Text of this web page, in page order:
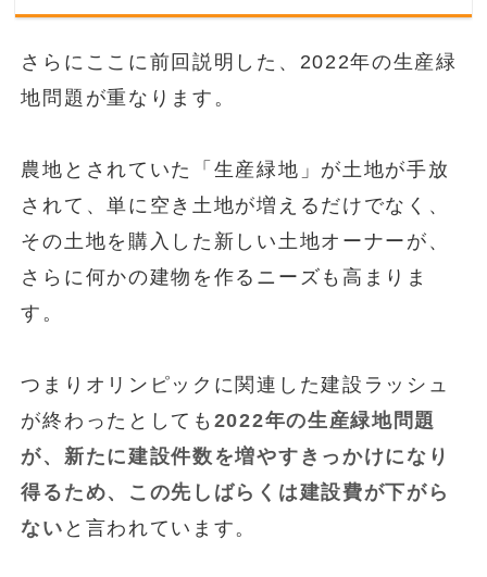
さらにここに前回説明した、2022年の生産緑
地問題が重なります。
農地とされていた「生産緑地」が土地が手放
されて、単に空き土地が増えるだけでなく、
その土地を購入した新しい土地オーナーが、
さらに何かの建物を作るニーズも高まりま
す。
つまりオリンピックに関連した建設ラッシュ
が終わったとしても 2022年の生産緑地問題
が、新たに建設件数を増やすきっかけになり
得るため、この先しばらくは建設費が下がら
ない と言われています。